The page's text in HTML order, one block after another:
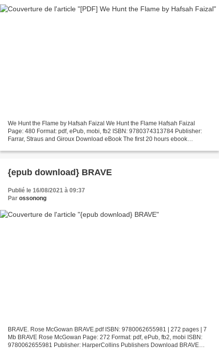
We Hunt the Flame by Hafsah Faizal We Hunt the Flame Hafsah Faizal
Page: 480 Format: pdf, ePub, mobi, fb2 ISBN: 9780374313784 Publisher:
Farrar, Straus and Giroux Download eBook The first 20 hours ebook
{epub download} BRAVE
Publié le 16/08/2021 à 09:37
Par ossonong
BRAVE. Rose McGowan BRAVE.pdf ISBN: 9780062655981 | 272 pages | 7
Mb BRAVE Rose McGowan Page: 272 Format: pdf, ePub, fb2, mobi ISBN:
9780062655981 Publisher: HarperCollins Publishers Download BRAVE